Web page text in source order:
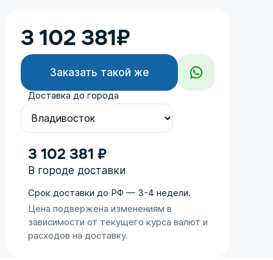
3 102 381₽
Заказать такой же
Доставка до города
3 102 381 ₽
В городе доставки
Срок доставки до РФ — 3-4 недели.
Цена подвержена изменениям в
зависимости от текущего курса валют и
расходов на доставку.